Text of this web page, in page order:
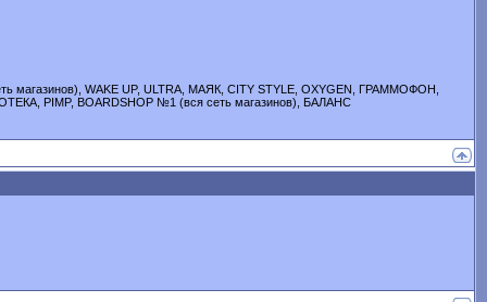
WAKE UP, ULTRA, МАЯК, CITY STYLE, OXYGEN, ГРАММОФОН,
PIMP, BOARDSHOP №1 (вся сеть магазинов), БАЛАНС